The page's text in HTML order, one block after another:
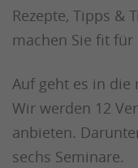
Rezepte, Tipps &
machen Sie fit für
Auf geht es in die
Wir werden 12
anbieten.
sechs Seminare.